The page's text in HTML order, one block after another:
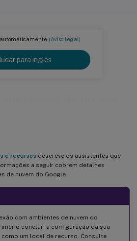
(Aviso legal)
para ingles
e recursos descreve os assistentes que
a seguir cobrem detalhes
de nuvem do Google.
com ambientes de nuvem do
concluir a configuração da sua
um local de recurso. Consulte